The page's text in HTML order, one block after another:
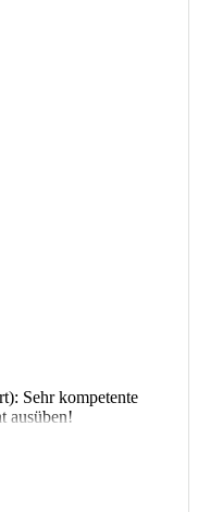
Sehr kompetente
ausüben!